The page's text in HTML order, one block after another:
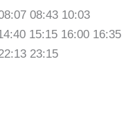
08:43 10:03
15:15 16:00 16:35
23:15